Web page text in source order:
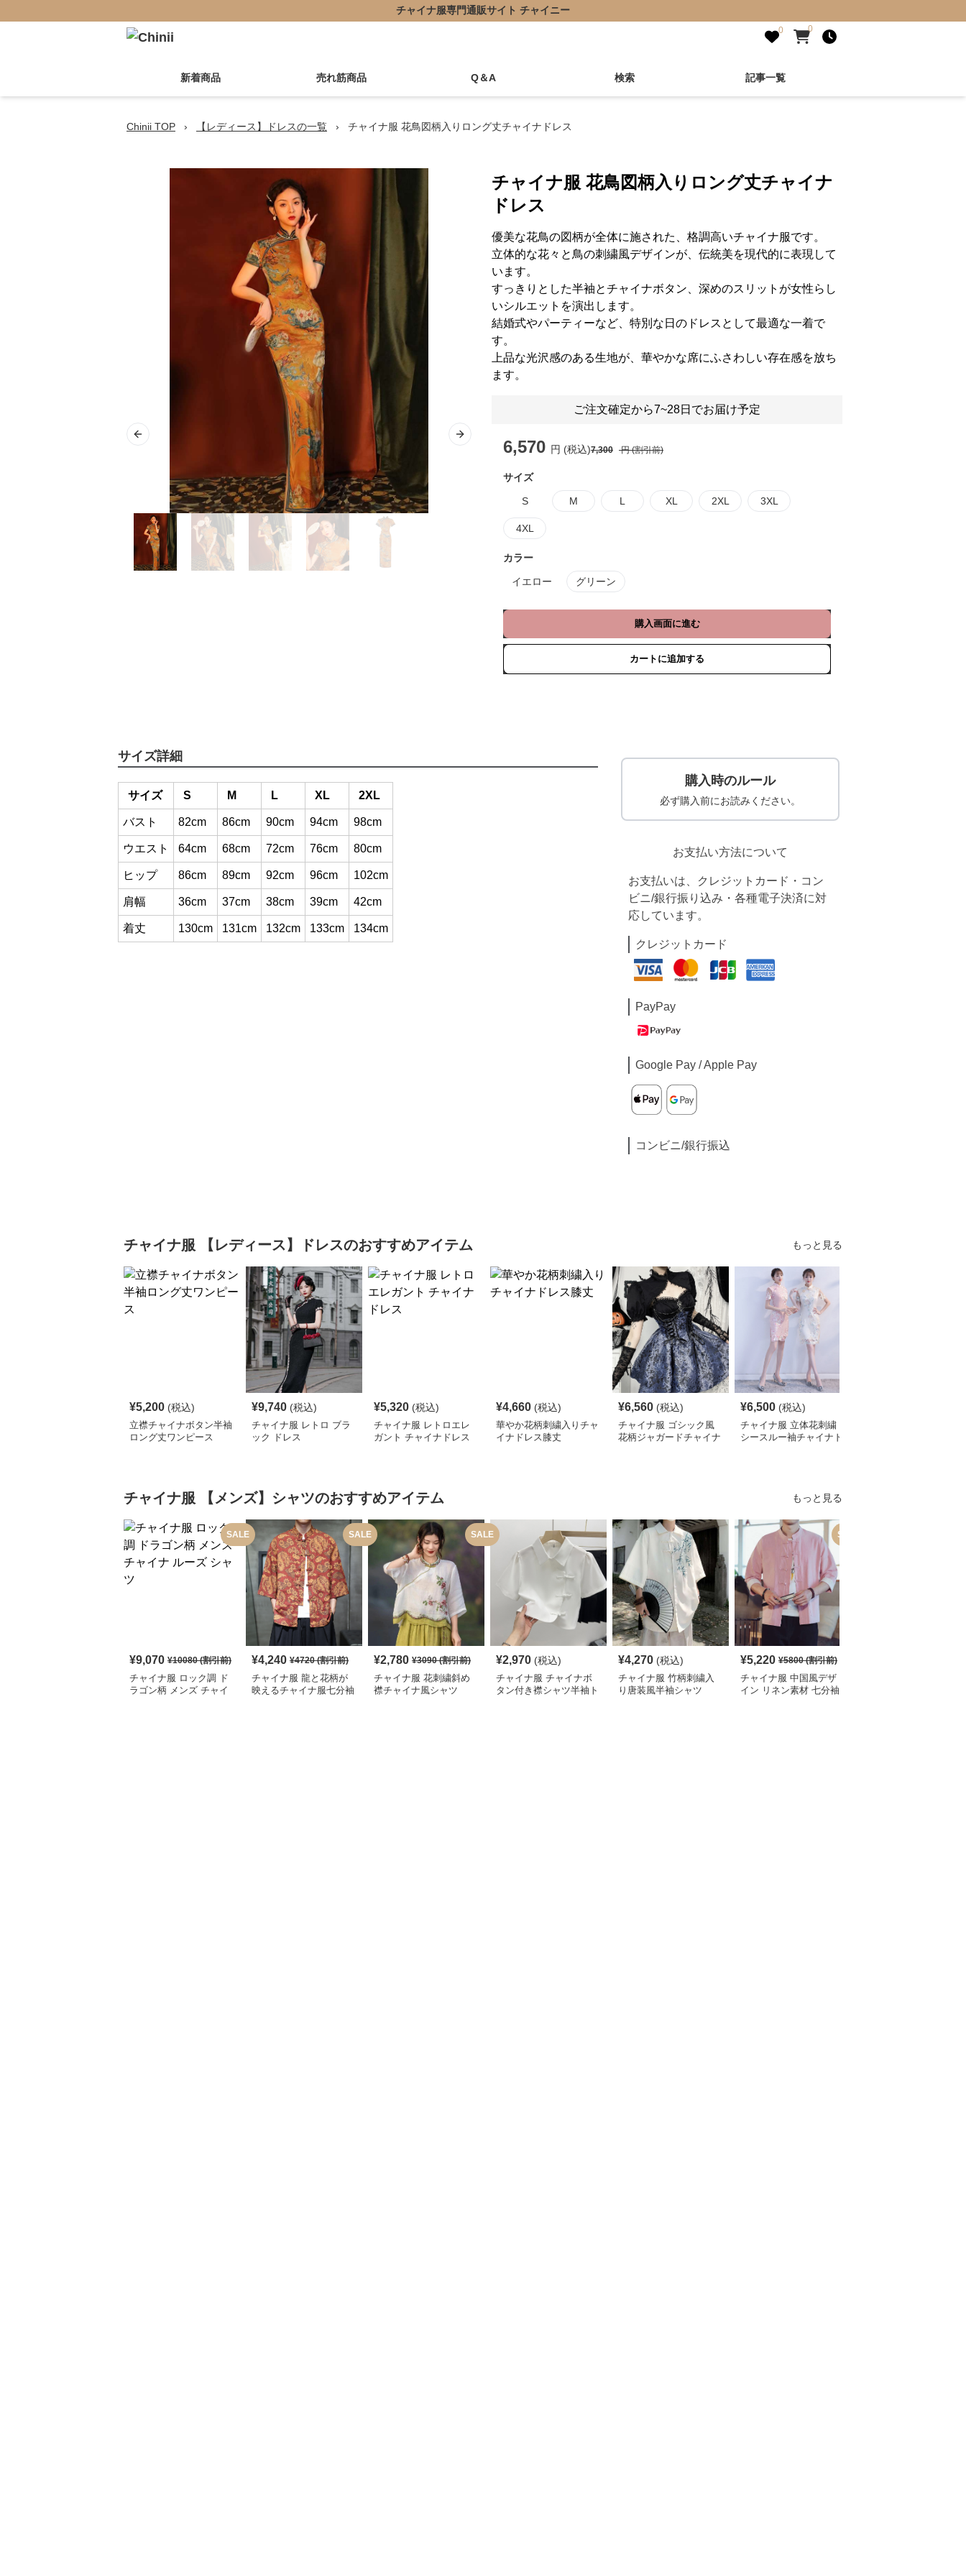
チャイナ服専門通販サイト チャイニー
0 0
新着商品 売れ筋商品 Q＆A 検索 記事一覧
Chinii TOP › 【レディース】ドレスの一覧 › チャイナ服 花鳥図柄入りロング丈チャイナドレス
Previous slide Next slide
チャイナ服 花鳥図柄入りロング丈チャイナ
ドレス
優美な花鳥の図柄が全体に施された、格調高いチャイナ服です。
立体的な花々と鳥の刺繍風デザインが、伝統美を現代的に表現して
います。
すっきりとした半袖とチャイナボタン、深めのスリットが女性らし
いシルエットを演出します。
結婚式やパーティーなど、特別な日のドレスとして最適な一着で
す。
上品な光沢感のある生地が、華やかな席にふさわしい存在感を放ち
ます。
ご注文確定から7~28日でお届け予定
6,570 円 (税込)7,300 円 (割引前)
サイズ
S M L XL 2XL 3XL
4XL
カラー
イエロー グリーン
購入画面に進む
カートに追加する
サイズ詳細
サイズ S M L XL 2XL
バスト 82cm 86cm 90cm 94cm 98cm
ウエスト 64cm 68cm 72cm 76cm 80cm
ヒップ 86cm 89cm 92cm 96cm 102cm
肩幅 36cm 37cm 38cm 39cm 42cm
着丈 130cm 131cm 132cm 133cm 134cm
購入時のルール
必ず購入前にお読みください。
お支払い方法について
お支払いは、クレジットカード・コン
ビニ/銀行振り込み・各種電子決済に対
応しています。
クレジットカード
PayPay
Google Pay / Apple Pay
コンビニ/銀行振込
チャイナ服 【レディース】ドレスのおすすめアイテム もっと見る
¥5,200 (税込)
立襟チャイナボタン半袖
ロング丈ワンピース
¥9,740 (税込)
チャイナ服 レトロ ブラ
ック ドレス
¥5,320 (税込)
チャイナ服 レトロエレ
ガント チャイナドレス
¥4,660 (税込)
華やか花柄刺繍入りチャ
イナドレス膝丈
¥6,560 (税込)
チャイナ服 ゴシック風
花柄ジャガードチャイナ
¥6,500 (税込)
チャイナ服 立体花刺繍
シースルー袖チャイナド
チャイナ服 【メンズ】シャツのおすすめアイテム もっと見る
SALE
¥9,070 ¥10080(割引前)
チャイナ服 ロック調 ド
ラゴン柄 メンズ チャイ
SALE
¥4,240 ¥4720(割引前)
チャイナ服 龍と花柄が
映えるチャイナ服七分袖
SALE
¥2,780 ¥3090(割引前)
チャイナ服 花刺繍斜め
襟チャイナ風シャツ
¥2,970 (税込)
チャイナ服 チャイナボ
タン付き襟シャツ半袖ト
¥4,270 (税込)
チャイナ服 竹柄刺繍入
り唐装風半袖シャツ
SALE
¥5,220 ¥5800(割引前)
チャイナ服 中国風デザ
イン リネン素材 七分袖